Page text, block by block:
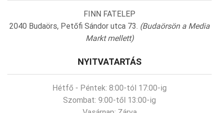
FINN FATELEP
2040 Budaörs, Petőfi Sándor utca 73. (Budaörsön a Media
Markt mellett)
NYITVATARTÁS
Hétfő - Péntek: 8:00-tól 17:00-ig
Szombat: 9:00-től 13:00-ig